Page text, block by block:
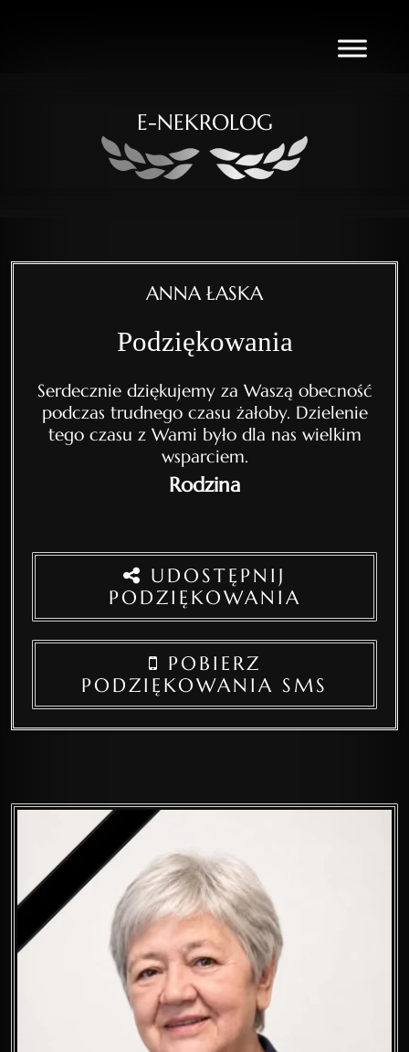
E-NEKROLOG
ANNA ŁASKA
Podziękowania
Serdecznie dziękujemy za Waszą obecność
podczas trudnego czasu żałoby. Dzielenie
tego czasu z Wami było dla nas wielkim
wsparciem.
Rodzina
UDOSTĘPNIJ
PODZIĘKOWANIA
POBIERZ
PODZIĘKOWANIA SMS